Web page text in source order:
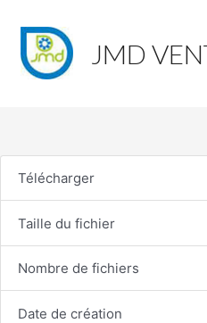
JMD
Télécharger
Taille du fichier
Nombre de fichiers
Date de création